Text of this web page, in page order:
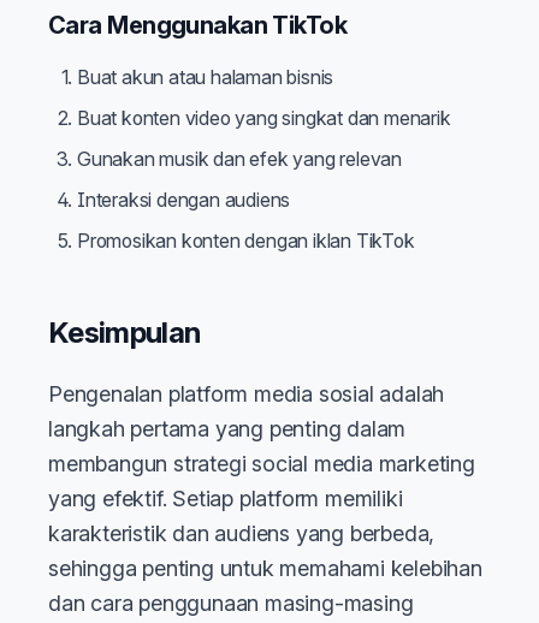
Cara Menggunakan TikTok
Buat akun atau halaman bisnis
Buat konten video yang singkat dan menarik
Gunakan musik dan efek yang relevan
Interaksi dengan audiens
Promosikan konten dengan iklan TikTok
Kesimpulan
Pengenalan platform media sosial adalah
langkah pertama yang penting dalam
membangun strategi social media marketing
yang efektif. Setiap platform memiliki
karakteristik dan audiens yang berbeda,
sehingga penting untuk memahami kelebihan
dan cara penggunaan masing-masing